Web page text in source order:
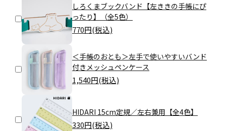
しろくまブックバンド【左ききの手帳にぴ
ったり】（全5色）
770円(税込)
＜手帳のおとも＞左手で使いやすいバンド
付きメッシュペンケース
1,540円(税込)
HIDARI 15cm定規／左右兼用【全4色】
330円(税込)